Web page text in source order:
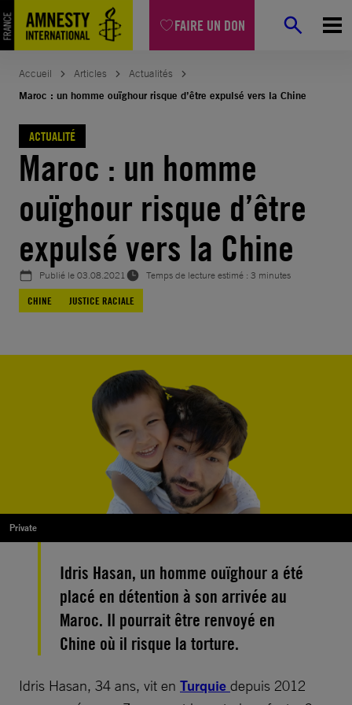
FAIRE UN DON
Aller
au
contenu
Accueil Articles
Actualités
Maroc : un homme ouïghour risque d’être expulsé vers la Chine
ACTUALITÉ
Maroc : un homme
ouïghour risque d’être
expulsé vers la Chine
Publié le03.08.2021
Temps de lecture estimé : 3 minutes
CHINE
JUSTICE RACIALE
Private
Idris Hasan, un homme ouïghour a été
placé en détention à son arrivée au
Maroc. Il pourrait être renvoyé en
Chine où il risque la torture.
Idris Hasan, 34 ans, vit en Turquie depuis 2012